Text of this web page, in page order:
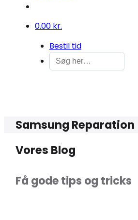
0.00 kr.
Bestil tid
Samsung Reparation
Vores Blog
Få gode tips og tricks